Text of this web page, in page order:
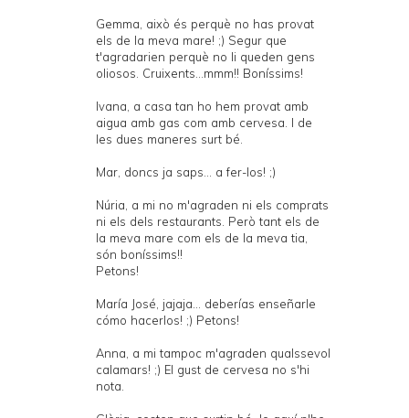
Gemma, això és perquè no has provat
els de la meva mare! ;) Segur que
t'agradarien perquè no li queden gens
oliosos. Cruixents...mmm!! Boníssims!
Ivana, a casa tan ho hem provat amb
aigua amb gas com amb cervesa. I de
les dues maneres surt bé.
Mar, doncs ja saps... a fer-los! ;)
Núria, a mi no m'agraden ni els comprats
ni els dels restaurants. Però tant els de
la meva mare com els de la meva tia,
són boníssims!!
Petons!
María José, jajaja... deberías enseñarle
cómo hacerlos! ;) Petons!
Anna, a mi tampoc m'agraden qualssevol
calamars! ;) El gust de cervesa no s'hi
nota.